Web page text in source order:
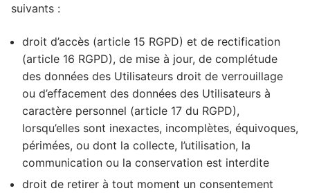
suivants :
droit d’accès (article 15 RGPD) et de rectification
(article 16 RGPD), de mise à jour, de complétude
des données des Utilisateurs droit de verrouillage
ou d’effacement des données des Utilisateurs à
caractère personnel (article 17 du RGPD),
lorsqu’elles sont inexactes, incomplètes, équivoques,
périmées, ou dont la collecte, l’utilisation, la
communication ou la conservation est interdite
droit de retirer à tout moment un consentement